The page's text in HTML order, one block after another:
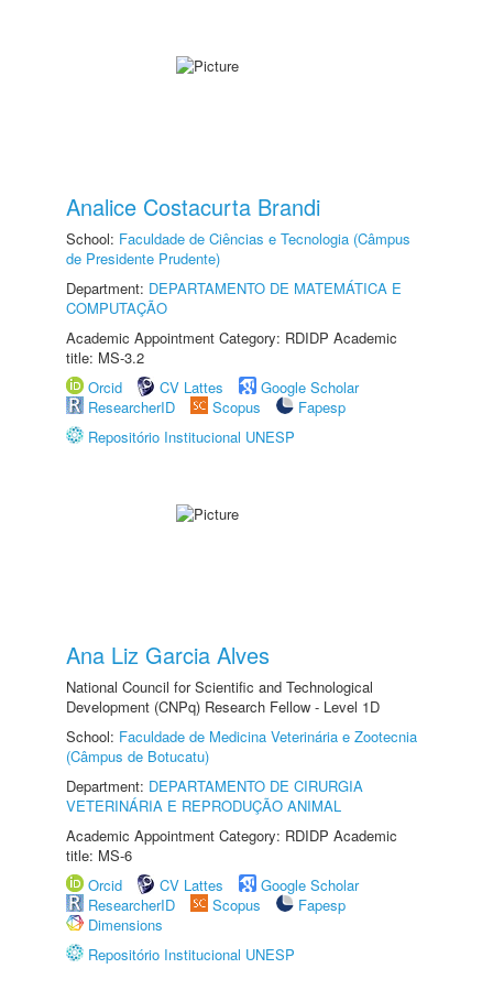
Analice Costacurta Brandi
School: Faculdade de Ciências e Tecnologia (Câmpus
de Presidente Prudente)
Department: DEPARTAMENTO DE MATEMÁTICA E
COMPUTAÇÃO
Academic Appointment Category: RDIDP Academic
title: MS-3.2
Orcid
CV Lattes
Google Scholar
ResearcherID
Scopus
Fapesp
Repositório Institucional UNESP
Ana Liz Garcia Alves
National Council for Scientific and Technological
Development (CNPq) Research Fellow - Level 1D
School: Faculdade de Medicina Veterinária e Zootecnia
(Câmpus de Botucatu)
Department: DEPARTAMENTO DE CIRURGIA
VETERINÁRIA E REPRODUÇÃO ANIMAL
Academic Appointment Category: RDIDP Academic
title: MS-6
Orcid
CV Lattes
Google Scholar
ResearcherID
Scopus
Fapesp
Dimensions
Repositório Institucional UNESP